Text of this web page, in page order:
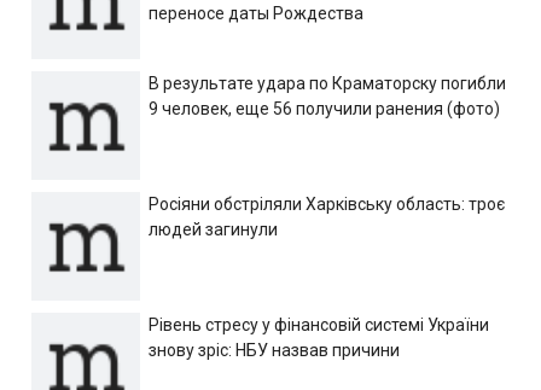
переносе даты Рождества
В результате удара по Краматорску погибли
9 человек, еще 56 получили ранения (фото)
Росіяни обстріляли Харківську область: троє
людей загинули
Рівень стресу у фінансовій системі України
знову зріс: НБУ назвав причини